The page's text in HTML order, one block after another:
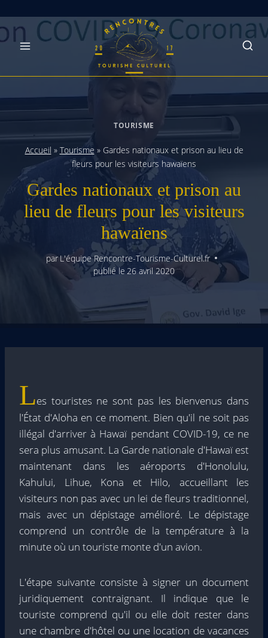
Skip
to
TOURISME
Accueil » Tourisme » Gardes nationaux et prison au lieu de
fleurs pour les visiteurs hawaïens
Gardes nationaux et prison au
lieu de fleurs pour les visiteurs
hawaïens
parL'équipe Rencontre-Tourisme-Culturel.fr
publié le 26 avril 2020
Les touristes ne sont pas les bienvenus dans
l'État d'Aloha en ce moment. Bien qu'il ne soit pas
illégal d'arriver à Hawaï pendant COVID-19, ce ne
sera plus amusant. La Garde nationale d'Hawaï est
maintenant dans les aéroports d'Honolulu,
Kahului, Lihue, Kona et Hilo, accueillant les
visiteurs non pas avec un lei de fleurs traditionnel,
mais avec un dépistage amélioré. Le dépistage
comprend un contrôle de la température à la
minute où un touriste monte d'un avion.
L'étape suivante consiste à signer un document
juridiquement contraignant. Il indique que le
touriste comprend qu'il ou elle doit rester dans
une chambre d'hôtel ou une location de vacances